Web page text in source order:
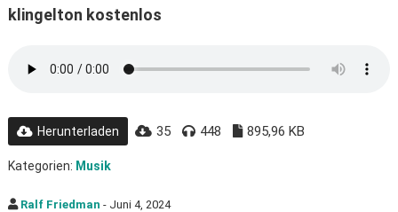
klingelton kostenlos
Herunterladen 35 448 895,96 KB
Kategorien: Musik
Ralf Friedman - Juni 4, 2024